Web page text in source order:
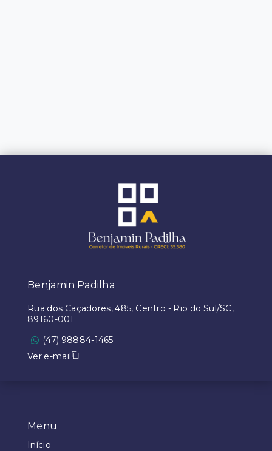
Menu
Início
Benjamin Padilha
Rua dos Caçadores, 485, Centro - Rio do Sul/SC,
89160-001
(47) 98884-1465
Ver e-mail